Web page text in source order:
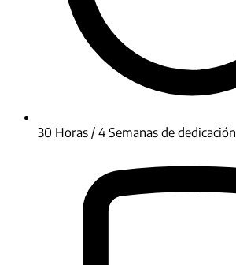
30 Horas / 4 Semanas de dedicación